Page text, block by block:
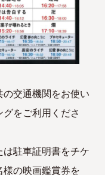
交通機関をお使い
をご利用くださ
駐車証明書をチケ
様の映画鑑賞券を